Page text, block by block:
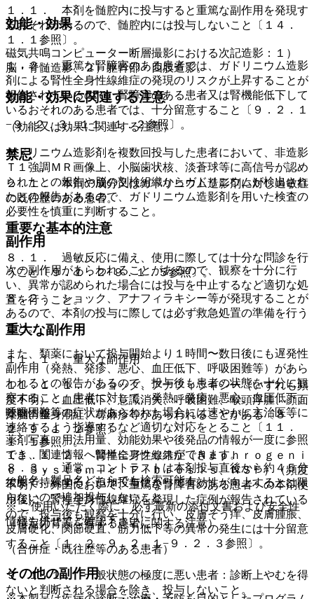
１．１． 本剤を髄腔内に投与すると重篤な副作用を発現す
るおそれがあるので、髄腔内には投与しないこと〔１４．
１．１参照〕。
１．２． 重篤な腎障害のある患者では、ガドリニウム造影
剤による腎性全身性線維症の発現のリスクが上昇することが
報告されているので、腎障害のある患者又は腎機能低下して
いるおそれのある患者では、十分留意すること〔９．２．１
−９．２．３、１１．１．２参照〕。
禁忌
２．１． 本剤の成分又はガドリニウム造影剤に対し過敏症
の既往歴のある患者。
重要な基本的注意
８．１． 過敏反応に備え、使用に際しては十分な問診を行
うこと〔９．１．２−９．１．５参照〕。
８．２． ショック、アナフィラキシー等が発現することが
あるので、本剤の投与に際しては必ず救急処置の準備を行う
こと。
また、類薬において投与開始より１時間〜数日後にも遅発性
副作用（発熱、発疹、悪心、血圧低下、呼吸困難等）があら
われるとの報告があるので、投与後も患者の状態を十分に観
察すること。患者に対して、発熱、発疹、悪心、血圧低下、
呼吸困難等の症状があらわれた場合には速やかに主治医等に
連絡するよう指導するなど適切な対応をとること〔１１．
１．１参照〕。
８．３． 通常、コントラストは本剤投与直後から約４５分
後まで持続する。追加投与によって有効性が向上するとは限
らないので追加投与しないこと。
（特定の背景を有する患者に関する注意）
（合併症・既往歴等のある患者）
９．１．１． 一般状態の極度に悪い患者：診断上やむを得
ないと判断される場合を除き、投与しないこと。
効能・効果
磁気共鳴コンピューター断層撮影における次記造影：１）
脳・脊髄造影、２）躯幹部・四肢造影。
効能・効果に関連する注意
（効能又は効果に関連する注意）
ガドリニウム造影剤を複数回投与した患者において、非造影
Ｔ１強調ＭＲ画像上、小脳歯状核、淡蒼球等に高信号が認め
られたとの報告や脳の剖検組織からガドリニウムが検出され
たとの報告があるので、ガドリニウム造影剤を用いた検査の
必要性を慎重に判断すること。
副作用
次の副作用があらわれることがあるので、観察を十分に行
い、異常が認められた場合には投与を中止するなど適切な処
置を行うこと。
重大な副作用
１１．１． 重大な副作用
１１．１．１． ショック、アナフィラキシー（いずれも頻
度不明）：血圧低下、意識消失、呼吸困難、喉頭浮腫、顔面
浮腫、全身潮紅、蕁麻疹等があらわれることがある〔８．
２、９．１．２参照〕。
１１．１．２． 腎性全身性線維症（Ｎｅｐｈｒｏｇｅｎｉ
ｃ Ｓｙｓｔｅｍｉｃ Ｆｉｂｒｏｓｉｓ、ＮＳＦ）（頻度
不明）：外国において、重篤な腎障害のある患者への本剤使
用後に、腎性全身性線維症を発現した症例が報告されている
ので、投与後も観察を十分に行い、皮膚そう痒、皮膚腫脹、
皮膚硬化、関節硬直、筋力低下等の異常の発生には十分留意
すること〔１．２、９．２．１−９．２．３参照〕。
その他の副作用
薬剤情報
薬剤写真、用法用量、効能効果や後発品の情報が一度に参照
でき、関連情報へ簡単にアクセスができます。
一般名、製品名どちらでも検索可能！
※ ご使用いただく際に、必ず最新の添付文書および安全性
情報も併せてご確認下さい。